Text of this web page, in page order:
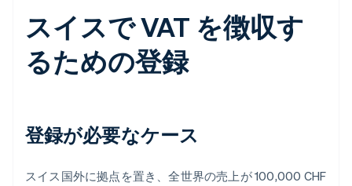
スイスで VAT を徴収す
るための登録
登録が必要なケース
スイス国外に拠点を置き、全世界の売上が 100,000 CHF